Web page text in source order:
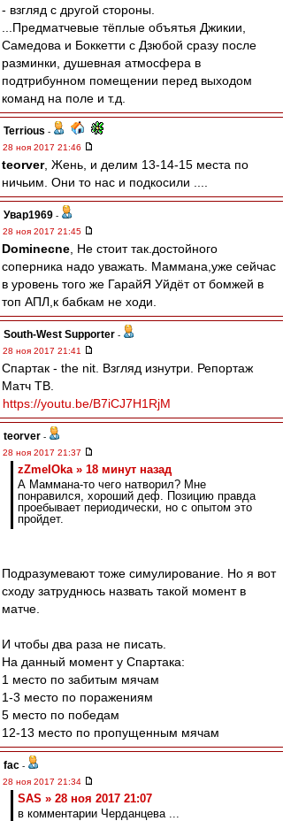
- взгляд с другой стороны.
...Предматчевые тёплые объятья Джикии,
Самедова и Боккетти с Дзюбой сразу после
разминки, душевная атмосфера в
подтрибунном помещении перед выходом
команд на поле и т.д.
Terrious -
28 ноя 2017 21:46
teorver, Жень, и делим 13-14-15 места по
ничьим. Они то нас и подкосили ....
Увар1969 -
28 ноя 2017 21:45
Dominecne , Не стоит так.достойного
соперника надо уважать. Маммана,уже сейчас
в уровень того же ГарайЯ Уйдёт от бомжей в
топ АПЛ,к бабкам не ходи.
South-West Supporter -
28 ноя 2017 21:41
Спартак - the nit. Взгляд изнутри. Репортаж
Матч ТВ.
https://youtu.be/B7iCJ7H1RjM
teorver -
28 ноя 2017 21:37
zZmeIOka » 18 минут назад
А Маммана-то чего натворил? Мне
понравился, хороший деф. Позицию правда
проебывает периодически, но с опытом это
пройдет.
Подразумевают тоже симулирование. Но я вот
сходу затруднюсь назвать такой момент в
матче.
И чтобы два раза не писать.
На данный момент у Спартака:
1 место по забитым мячам
1-3 место по поражениям
5 место по победам
12-13 место по пропущенным мячам
fac -
28 ноя 2017 21:34
SAS » 28 ноя 2017 21:07
в комментарии Черданцева ...